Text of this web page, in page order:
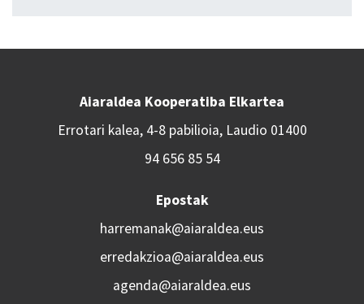
Aiaraldea Kooperatiba Elkartea
Errotari kalea, 4-8 pabilioia, Laudio 01400
94 656 85 54
Epostak
harremanak@aiaraldea.eus
erredakzioa@aiaraldea.eus
agenda@aiaraldea.eus